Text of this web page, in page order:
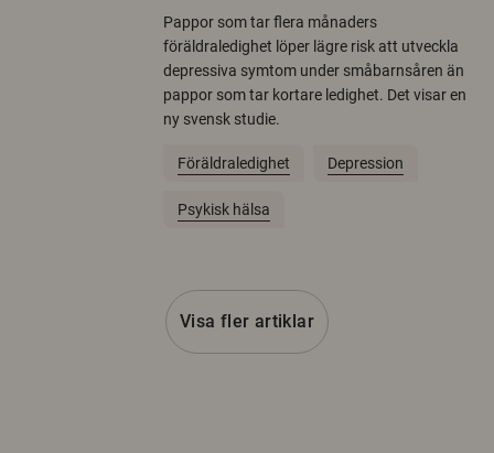
Pappor som tar flera månaders
föräldraledighet löper lägre risk att utveckla
depressiva symtom under småbarnsåren än
pappor som tar kortare ledighet. Det visar en
ny svensk studie.
Föräldraledighet Depression
Psykisk hälsa
Visa fler artiklar